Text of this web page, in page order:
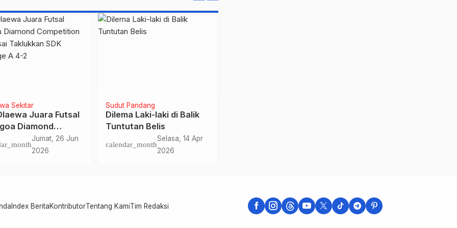
Sekitar
Kotagoa Boawae
Meeting: Ketika
Anak Mendapat
untuk
Kamis, 11 Jun
2026
Sudut Pandang
NADIEM: Siapa yang
Order?
calendar_month
Sabtu, 16 Mei
2026
Index BeritaKontributorTentang KamiTim Redaksi